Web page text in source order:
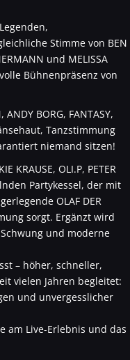
Stimme von BEN
und MELISSA
Bühnenpräsenz von
BORG, FANTASY,
Tanzstimmung
niemand sitzen!
OLI.P, PETER
Partykessel, der mit
OLAF DER
sorgt. Ergänzt wird
und moderne
– höher, schneller,
vielen Jahren begleitet:
und unvergesslicher
am Live-Erlebnis und das